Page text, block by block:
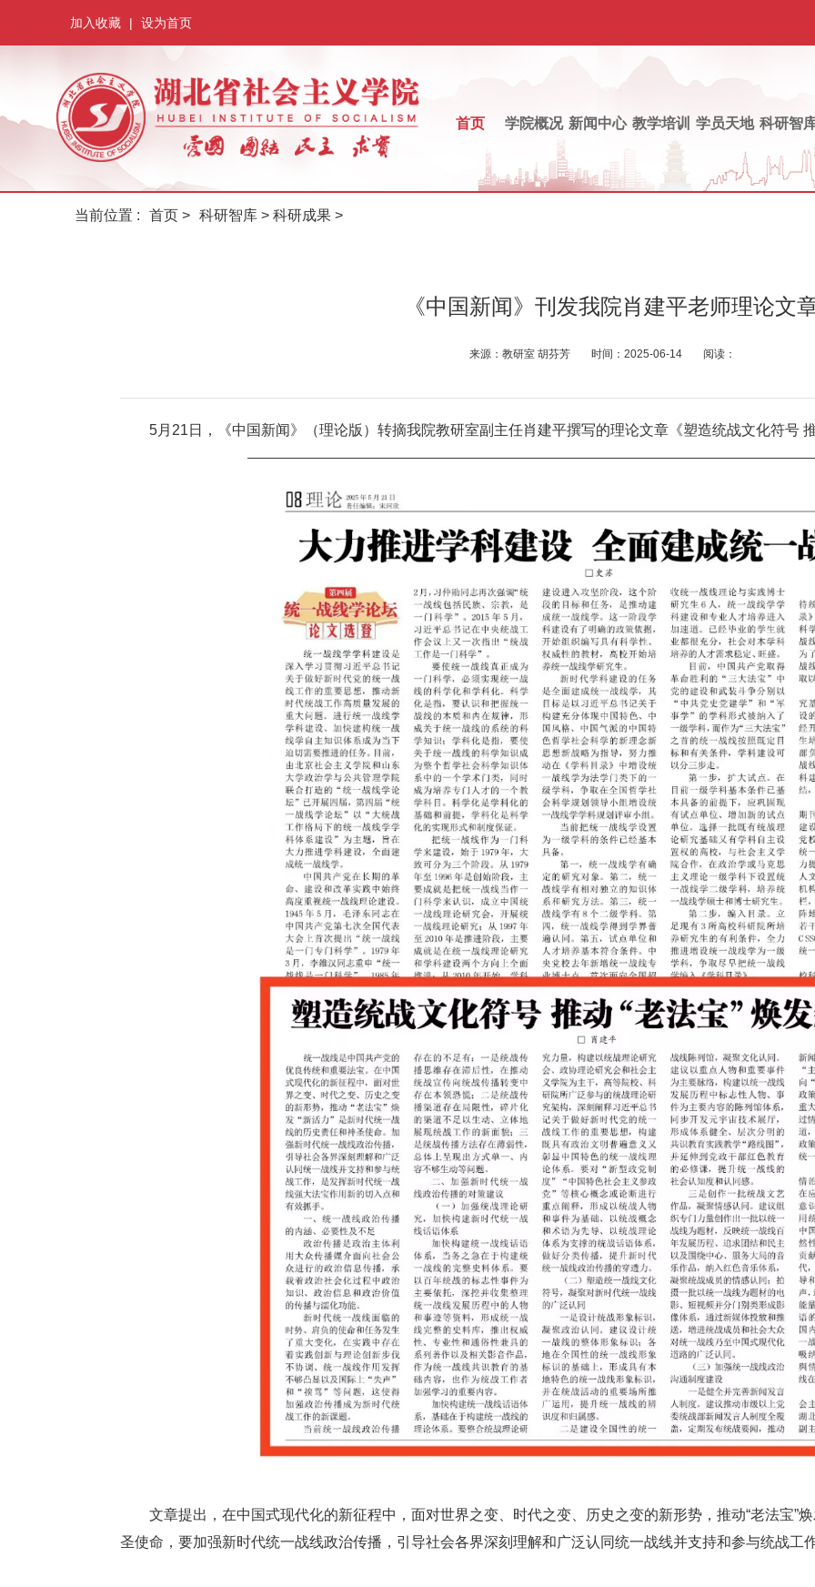
加入收藏 | 设为首页
首页 学院概况 新闻中心 教学培训 学员天地 科研智
当前位置 : 首页 > 科研智库 > 科研成果 >
《中国新闻》刊发我院肖建平老师理论文
来源： 教研室 胡芬芳 时间： 2025-06-14 阅读：
5月21日，《中国新闻》（理论版）转摘我院教研室副主任肖建平撰写的理论文章《塑造统战文化符号 推
文章提出，在中国式现代化的新征程中，面对世界之变、时代之变、历史之变的新形势，推动“老法宝”
圣使命，要加强新时代统一战线政治传播，引导社会各界深刻理解和广泛认同统一战线并支持和参与统战工作